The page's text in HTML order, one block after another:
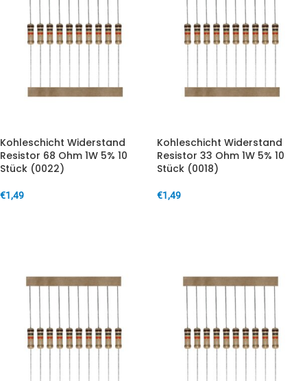
Kohleschicht Widerstand
Resistor 68 Ohm 1W 5% 10
Stück (0022)
€1,49
Kohleschicht Widerstand
Resistor 33 Ohm 1W 5% 10
Stück (0018)
€1,49